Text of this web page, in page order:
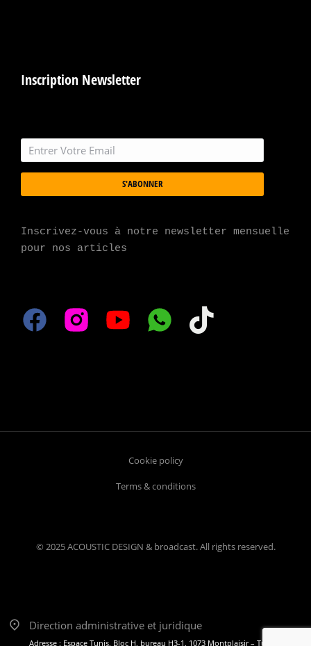
Inscription Newsletter
S'ABONNER
Inscrivez-vous à notre newsletter mensuelle
pour nos articles
© 2025 ACOUSTIC DESIGN & broadcast. All rights reserved.
Cookie policy
Terms & conditions
Direction administrative et juridique
Adresse : Espace Tunis, Bloc H, bureau H3-1, 1073 Montplaisir – Tunis